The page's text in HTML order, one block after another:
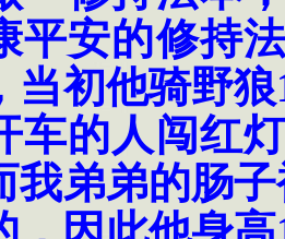
平安的修持
当初他骑野狼
车的人闯红
我弟弟的肠